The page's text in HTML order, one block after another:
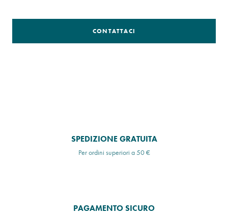
CONTATTACI
SPEDIZIONE GRATUITA
Per ordini superiori a 50 €
PAGAMENTO SICURO